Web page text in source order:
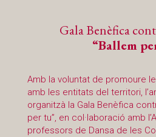
Gala Benèfica
“Ballem
Amb la voluntat de promoure
amb les entitats del territori,
organitzà la Gala Benèfica
per tu”, en col·laboració amb
professors de Dansa de les